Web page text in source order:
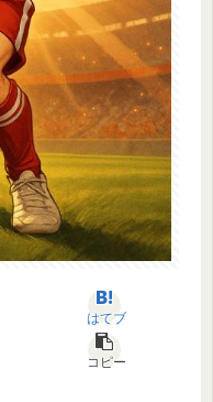
はてブ
コピー